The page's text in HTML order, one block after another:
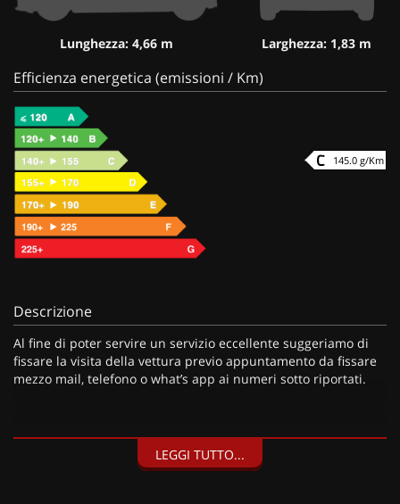
Lunghezza: 4,66 m Larghezza: 1,83 m
Efficienza energetica (emissioni / Km)
145.0 g/Km
Descrizione
Al fine di poter servire un servizio eccellente suggeriamo di
fissare la visita della vettura previo appuntamento da fissare
mezzo mail, telefono o what’s app ai numeri sotto riportati.
• Consegna a domicilio;
LEGGI TUTTO...